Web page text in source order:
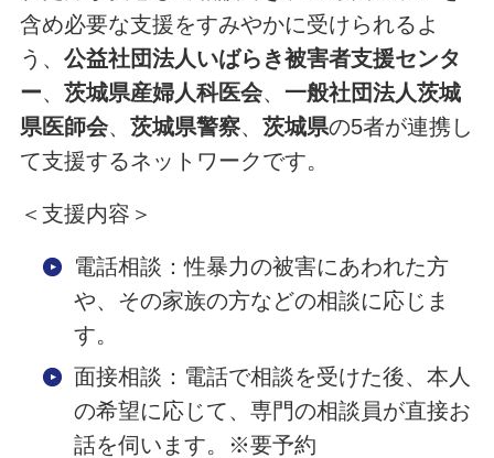
含め必要な支援をすみやかに受けられるよ
う、 公益社団法人いばらき被害者支援センタ
ー、 茨城県産婦人科医会、 一般社団法人茨城
県医師会、 茨城県警察、 茨城県の5者が連携し
て支援するネットワークです。
＜支援内容＞
電話相談：性暴力の被害にあわれた方
や、その家族の方などの相談に応じま
す。
面接相談：電話で相談を受けた後、本人
の希望に応じて、専門の相談員が直接お
話を伺います。※要予約